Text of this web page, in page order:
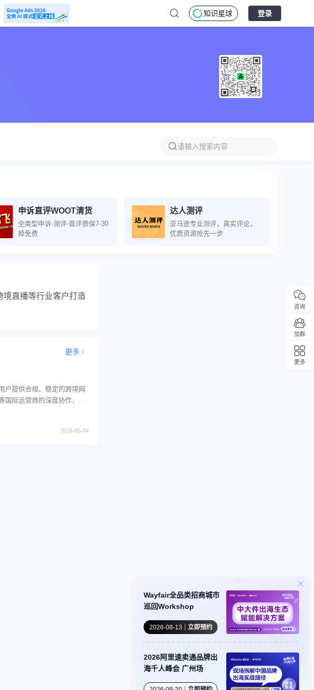
知识星球 登录
Wayfair全品类招商城市
巡回Workshop
2026-08-13 立即预约
2026阿里速卖通品牌出
海千人峰会 广州场
申诉直评WOOT清货
全类型申诉-测评-直评质保7-30
掉免费
达人测评
亚马逊专业测评，真实评论，
优质资源抢先一步
境直播等行业客户打造
更多
户提供合规、稳定的跨境网
际运营商的深度协作，构
等场景。主营业务IPdodo
务：代理IP服务。公司提供
2026-06-04
咨询
加群
更多